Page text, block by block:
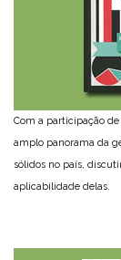
Com a participação
amplo panorama da
sólidos no país,
aplicabilidade delas.